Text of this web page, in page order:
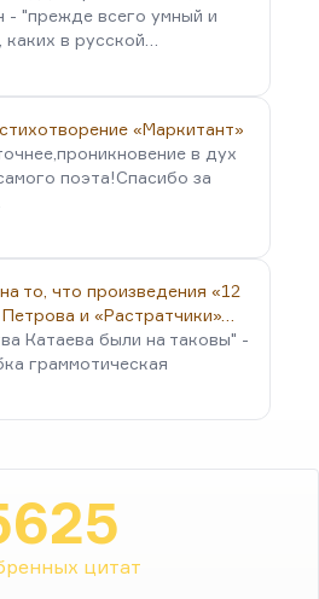
- "прежде всего умный и
в русской…
«Маркитант»
в дух
поэта!Спасибо за
то, что произведения «12
и «Растратчики»…
Катаева были на таковы" -
граммотическая
цитат